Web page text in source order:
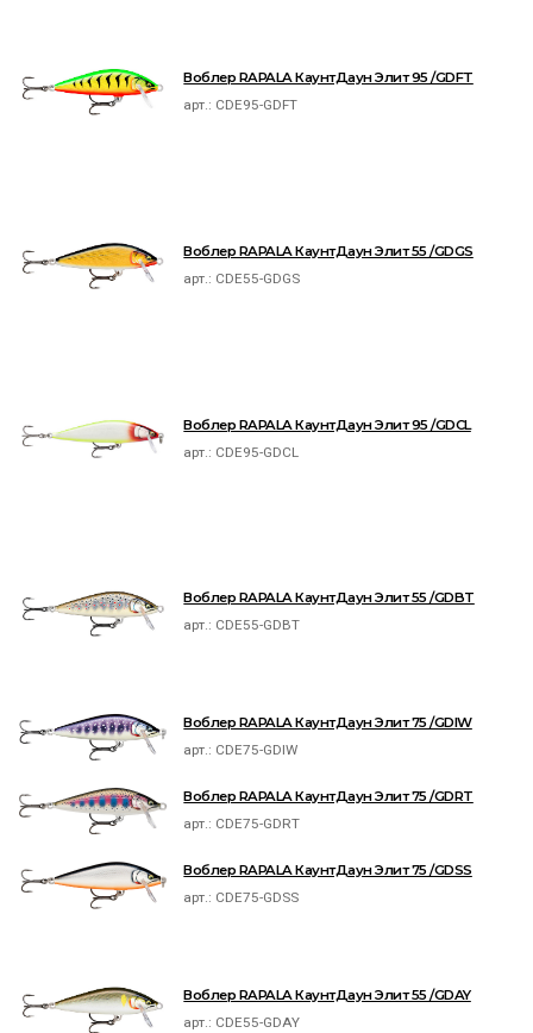
Воблер RAPALA КаунтДаун Элит 95 /GDFT
арт.: CDE95-GDFT
Воблер RAPALA КаунтДаун Элит 55 /GDGS
арт.: CDE55-GDGS
Воблер RAPALA КаунтДаун Элит 95 /GDCL
арт.: CDE95-GDCL
Воблер RAPALA КаунтДаун Элит 55 /GDBT
арт.: CDE55-GDBT
Воблер RAPALA КаунтДаун Элит 75 /GDIW
арт.: CDE75-GDIW
Воблер RAPALA КаунтДаун Элит 75 /GDRT
арт.: CDE75-GDRT
Воблер RAPALA КаунтДаун Элит 75 /GDSS
арт.: CDE75-GDSS
Воблер RAPALA КаунтДаун Элит 55 /GDAY
арт.: CDE55-GDAY